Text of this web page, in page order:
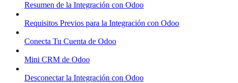
Resumen de la Integración con Odoo
Requisitos Previos para la Integración con Odoo
Conecta Tu Cuenta de Odoo
Mini CRM de Odoo
Desconectar la Integración con Odoo